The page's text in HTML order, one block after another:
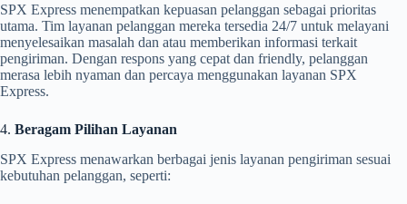
SPX Express menempatkan kepuasan pelanggan sebagai prioritas
utama. Tim layanan pelanggan mereka tersedia 24/7 untuk melayani
menyelesaikan masalah dan atau memberikan informasi terkait
pengiriman. Dengan respons yang cepat dan friendly, pelanggan
merasa lebih nyaman dan percaya menggunakan layanan SPX
Express.
4. Beragam Pilihan Layanan
SPX Express menawarkan berbagai jenis layanan pengiriman sesuai
kebutuhan pelanggan, seperti: